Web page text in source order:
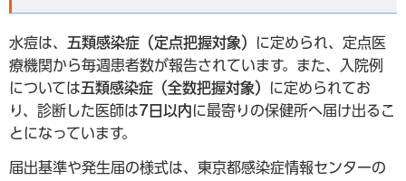
水痘は、 五類感染症（定点把握対象）
に定められ、定点医
療機関から毎週患者数が報告されています。また、入院例
については五類感染症（全数把握対象）
に定められてお
り、診断した医師は7日以内に最寄りの保健所へ届け出るこ
とになっています。
届出基準や発生届の様式は、東京都感染症情報センターの